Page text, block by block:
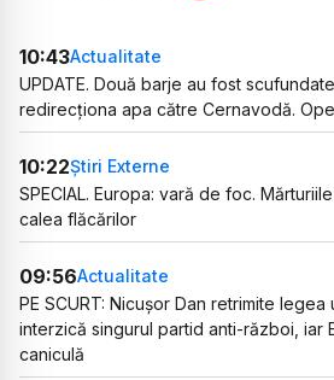
10:43Actualitate
UPDATE. Două barje au fost
redirecționa apa către Cernavodă.
10:22Știri Externe
SPECIAL. Europa: vară de foc.
calea flăcărilor
09:56Actualitate
PE SCURT: Nicușor Dan retrimite legea
interzică singurul partid anti-război, iar
caniculă